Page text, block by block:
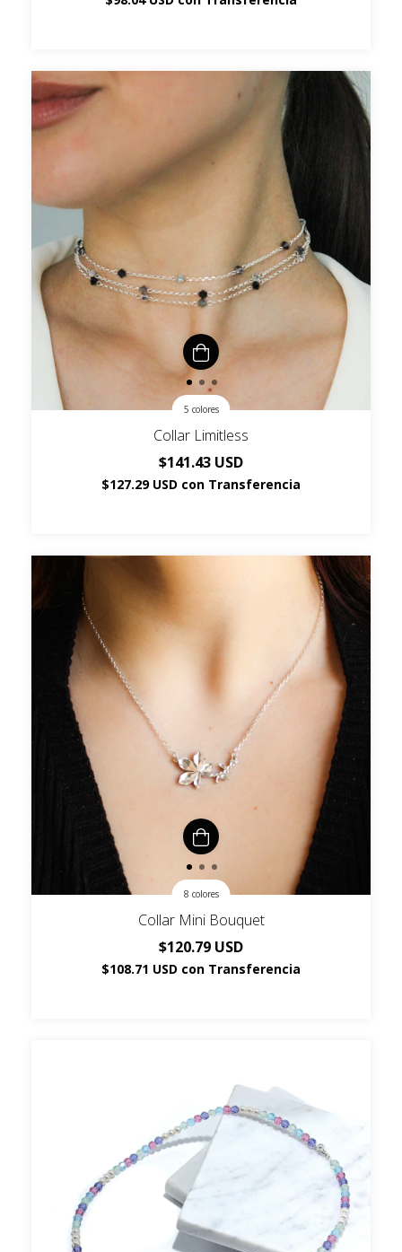
5 colores
Collar Limitless
$141.43 USD
$127.29 USD con Transferencia
8 colores
Collar Mini Bouquet
$120.79 USD
$108.71 USD con Transferencia